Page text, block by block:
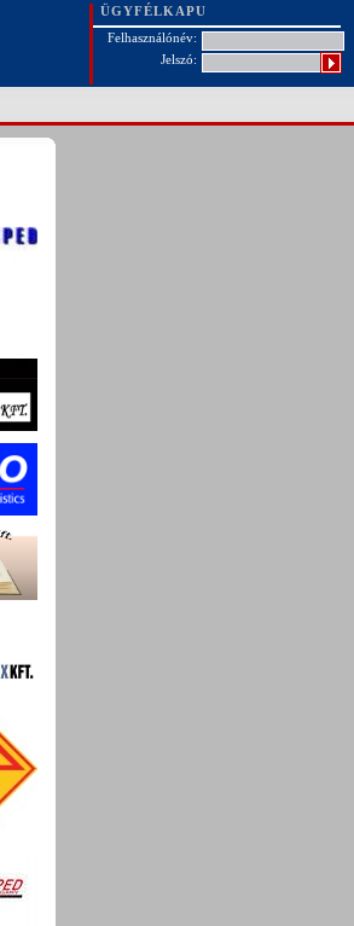
ÜGYFÉLKAPU
Felhasználónév:
Jelszó: